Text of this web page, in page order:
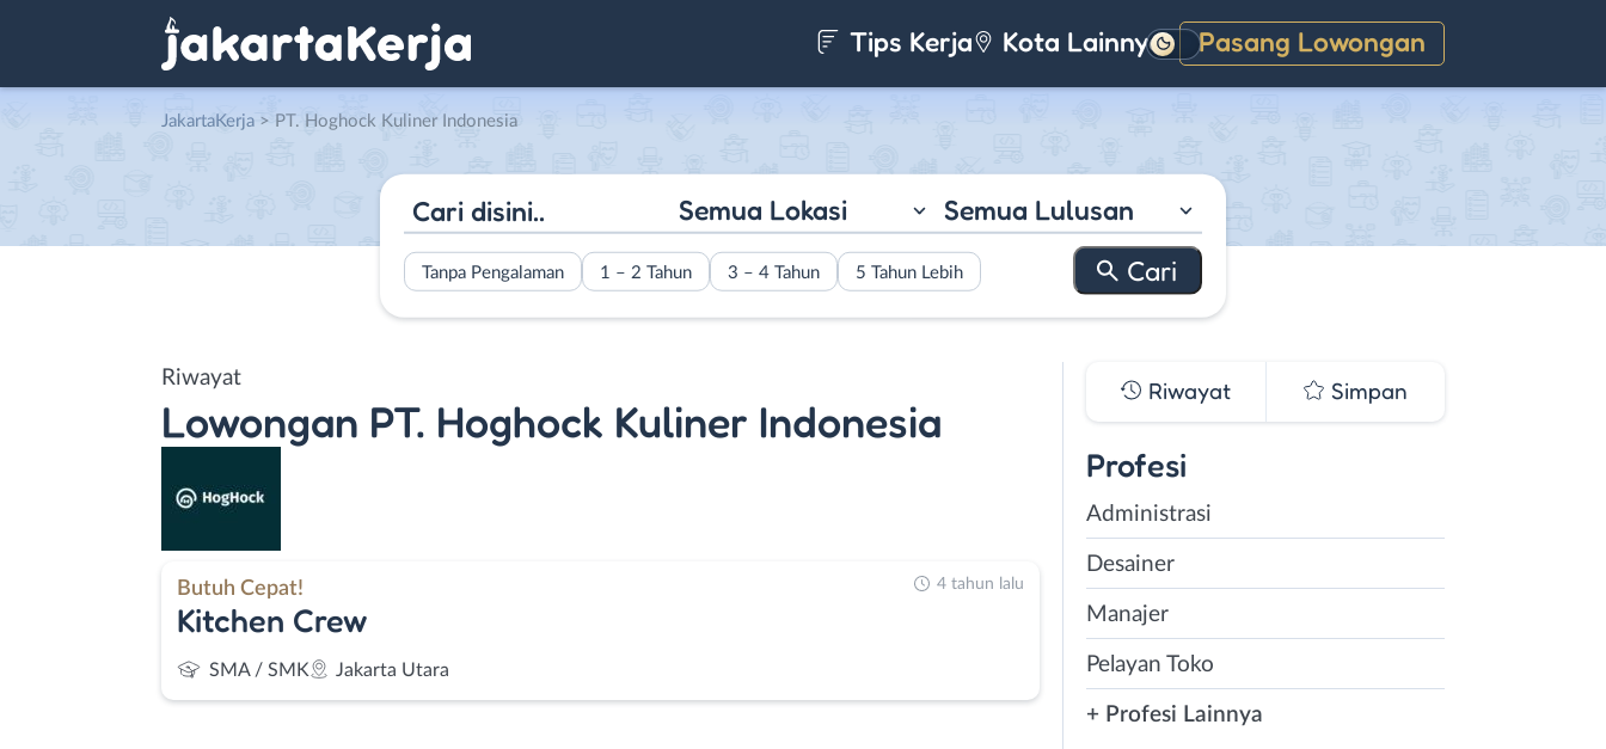
Tips Kerja Kota Lainnya Pasang Lowongan
Gelap
JakartaKerja > PT. Hoghock Kuliner Indonesia
Semua Lokasi Semua Lulusan
Tanpa Pengalaman 1 – 2 Tahun 3 – 4 Tahun 5 Tahun Lebih
Riwayat
Lowongan PT. Hoghock Kuliner Indonesia
Butuh Cepat!
Kitchen Crew
SMA / SMK Jakarta Utara
4 tahun lalu
Riwayat Simpan
Profesi
Administrasi
Desainer
Manajer
Pelayan Toko
+ Profesi Lainnya